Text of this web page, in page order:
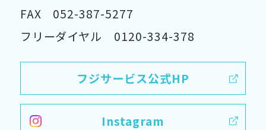
FAX 052-387-5277
フリーダイヤル 0120-334-378
フジサービス公式HP
Instagram